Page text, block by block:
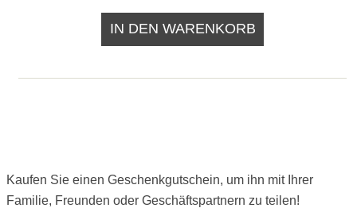
Kaufen Sie einen Geschenkgutschein, um ihn mit Ihrer
Familie, Freunden oder Geschäftspartnern zu teilen!